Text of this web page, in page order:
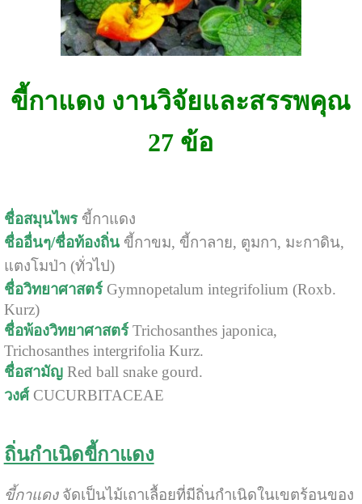
ขี้กาแดง งานวิจัยและสรรพคุณ
27 ข้อ
ชื่อสมุนไพรขี้กาแดง
ชื่ออื่นๆ/ชื่อท้องถิ่นขี้กาขม, ขี้กาลาย, ตูมกา, มะกาดิน,
แตงโมป่า (ทั่วไป)
ชื่อวิทยาศาสตร์Gymnopetalum integrifolium (Roxb.
Kurz)
ชื่อพ้องวิทยาศาสตร์Trichosanthes japonica,
Trichosanthes intergrifolia Kurz.
ชื่อสามัญRed ball snake gourd.
วงศ์CUCURBITACEAE
ถิ่นกำเนิดขี้กาแดง
ขี้กาแดงจัดเป็นไม้เถาเลื้อยที่มีถิ่นกำเนิดในเขตร้อนของ